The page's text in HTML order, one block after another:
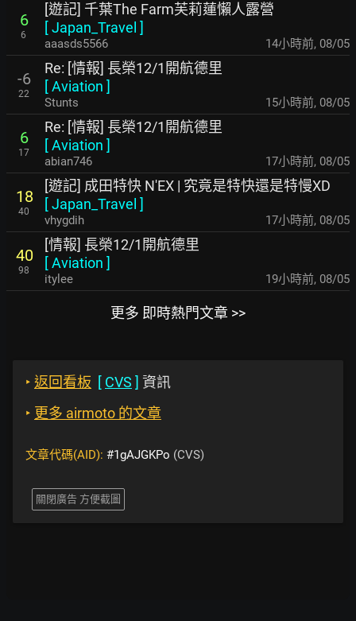
6
6
[遊記] 千葉The Farm芙莉蓮懶人露營
[Japan_Travel ]
aaasds5566 14小時前, 08/05
-6
22
Re: [情報] 長榮12/1開航德里
[Aviation ]
Stunts 15小時前, 08/05
6
17
Re: [情報] 長榮12/1開航德里
[Aviation ]
abian746 17小時前, 08/05
18
40
[遊記] 成田特快 N'EX | 究竟是特快還是特慢XD
[Japan_Travel ]
vhygdih 17小時前, 08/05
40
98
[情報] 長榮12/1開航德里
[Aviation ]
itylee 19小時前, 08/05
更多 即時熱門文章 >>
‣ 返回看板 [ CVS ] 資訊
‣ 更多 airmoto 的文章
文章代碼(AID): #1gAJGKPo (CVS)
關閉廣告 方便截圖